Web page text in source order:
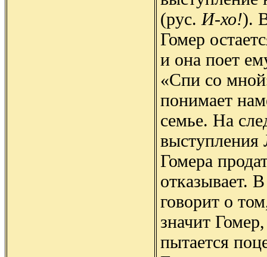
(рус. И-хо!).
Гомер
и она поет
«Спи со
понимает
семье. На
выступления
Гомера
отказывает.
говорит о
значит
пытается